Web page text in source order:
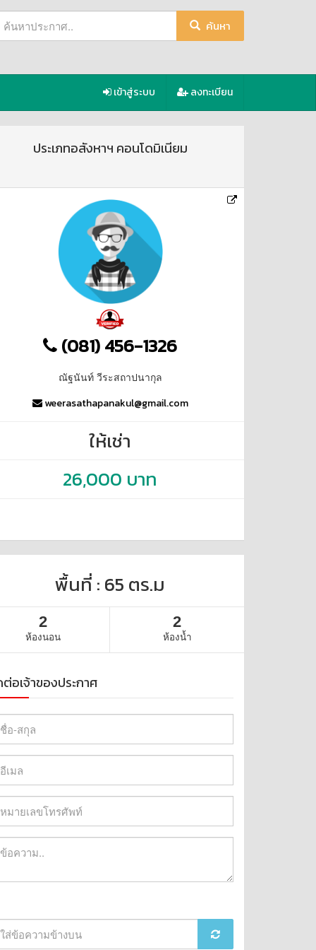
ค้นหา
เข้าสู่ระบบ ลงทะเบียน
ประเภทอสังหาฯ คอนโดมิเนียม
(081) 456-1326
ณัฐนันท์ วีระสถาปนากุล
weerasathapanakul@gmail.com
ให้เช่า
26,000 บาท
พื้นที่ : 65 ตร.ม
2
ห้องนอน
2
ห้องน้ำ
อเจ้าของประกาศ